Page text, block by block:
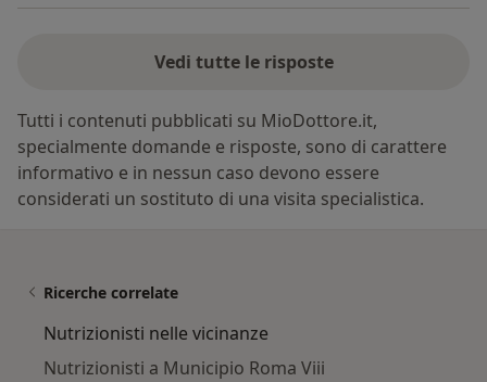
Vedi tutte le risposte
Tutti i contenuti pubblicati su MioDottore.it,
specialmente domande e risposte, sono di carattere
informativo e in nessun caso devono essere
considerati un sostituto di una visita specialistica.
Ricerche correlate
Nutrizionisti nelle vicinanze
Nutrizionisti a Municipio Roma Viii